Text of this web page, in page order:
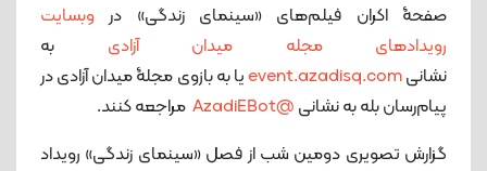
صفحۀ اکران فیلم‌های «سینمای زندگی» در وبسایت
رویدادهای مجله میدان آزادی به
نشانیevent.azadisq.comیا به بازوی مجلۀ میدان آزادی در
پیام‌رسان بله به نشانی @AzadiEBot
مراجعه کنند.
گزارش تصویری دومین شب از فصل «سینمای زندگی» رویداد